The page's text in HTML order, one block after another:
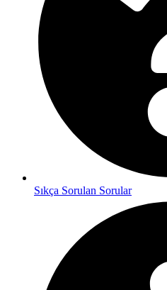
Sıkça Sorulan Sorular